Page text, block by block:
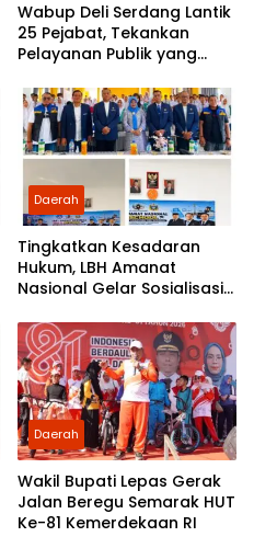
Wabup Deli Serdang Lantik
25 Pejabat, Tekankan
Pelayanan Publik yang
Daerah
Tingkatkan Kesadaran
Hukum, LBH Amanat
Nasional Gelar Sosialisasi
Morawa
Daerah
Wakil Bupati Lepas Gerak
Jalan Beregu Semarak HUT
Ke-81 Kemerdekaan RI